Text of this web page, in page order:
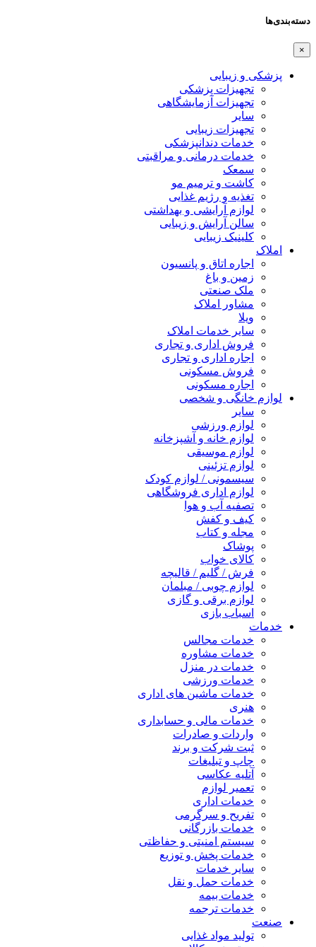
دسته‌بندی‌ها
×
پزشکی و زیبایی
تجهیزات پزشکی
تجهیزات آزمایشگاهی
سایر
تجهیزات زیبایی
خدمات دندانپزشکی
خدمات درمانی و مراقبتی
سمعک
کاشت و ترمیم مو
تغذیه و رژیم غذایی
لوازم آرایشی و بهداشتی
سالن آرایش و زیبایی
کلینیک زیبایی
املاک
اجاره اتاق و پانسیون
زمین و باغ
ملک صنعتی
مشاور املاک
ویلا
سایر خدمات املاک
فروش اداری و تجاری
اجاره اداری و تجاری
فروش مسکونی
اجاره مسکونی
لوازم خانگی و شخصی
سایر
لوازم ورزشی
لوازم خانه و آشپزخانه
لوازم موسیقی
لوازم تزئینی
سیسمونی / لوازم کودک
لوازم اداری فروشگاهی
تصفیه آب و هوا
کیف و کفش
مجله و کتاب
پوشاک
کالای خواب
فرش / گلیم / قالیچه
لوازم چوبی / مبلمان
لوازم برقی و گازی
اسباب بازی
خدمات
خدمات مجالس
خدمات مشاوره
خدمات در منزل
خدمات ورزشی
خدمات ماشین های اداری
هنری
خدمات مالی و حسابداری
واردات و صادرات
ثبت شرکت و برند
چاپ و تبلیغات
آتلیه عکاسی
تعمیر لوازم
خدمات اداری
تفریح و سرگرمی
خدمات بازرگانی
سیستم امنیتی و حفاظتی
خدمات پخش و توزیع
سایر خدمات
خدمات حمل و نقل
خدمات بیمه
خدمات ترجمه
صنعت
تولید مواد غذایی